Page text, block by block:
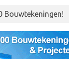
Bouwtekeningen!